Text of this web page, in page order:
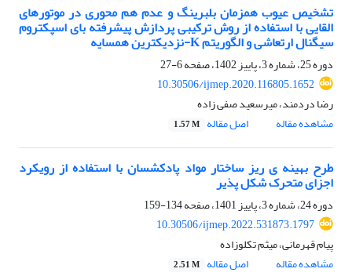
تشخیص عیوب همزمان بلبرینگ و عدم‌ هم ‌محوری در موتورهای
القایی با استفاده از روش ترکیبی پردازش پیشرفته بای ‌اسپکتروم
سیگنال ارتعاشی و الگوریتم K-نزدیکترین همسایه
دوره 25، شماره 3، پاییز 1402، صفحه
6-27
10.30506/ijmep.2020.116805.1652
رضا دردمند، میرسعید صفی زاده
مشاهده مقاله
اصل مقاله 1.57 M
طرح بهینه ی ریز ساختار مواد پادکشسان با استفاده از رویکرد
اجزای متحرک شکل پذیر
دوره 24، شماره 3، پاییز 1401، صفحه
134-159
10.30506/ijmep.2022.531873.1797
پیام قهرمانی، میثم تکلوزاده
مشاهده مقاله
اصل مقاله 2.51 M